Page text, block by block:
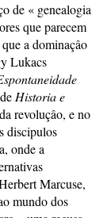
de « genealogia
que parecem
a dominaçâo
Lukacs
Historia e
revoluçâo, e no
discipulos
onde a
Marcuse,
mundo dos